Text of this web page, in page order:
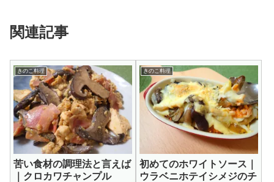
関連記事
きのこ料理
苦い食材の調理法と言えば
｜クロカワチャンプル
きのこ料理
初めてのホワイトソース｜
ウラベニホテイシメジのチ